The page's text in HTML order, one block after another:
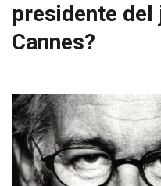
presidente del
Cannes?